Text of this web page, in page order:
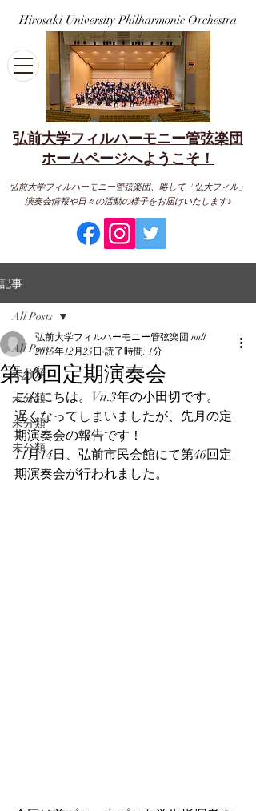
弘前大学フィルハーモニー管弦楽団
​ホームページへようこそ！
Hirosaki University Philharmonic Orchestra
弘前大学フィルハーモニー管弦楽団、略して「弘大フィル」
演奏会情報や日々の活動の様子をお届けいたします♪
記事
All Posts
未分類
未分類
未分類
未分類
All Posts
第46回定期演奏会
弘前大学フィルハーモニー管弦楽団 null
2015年12月25日 読了時間: 1分
こんにちは。Vn.3年の小田切です。
遅くなってしまいましたが、先月の定
期演奏会の報告です！
11月14日、弘前市民会館にて第46回定
期演奏会が行われました。